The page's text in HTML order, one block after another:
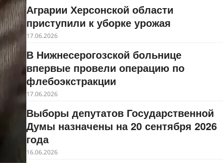
Аграрии Херсонской области
приступили к уборке урожая
17.06.2026
В Нижнесерогозской больнице
впервые провели операцию по
флебоэкстракции
17.06.2026
Выборы депутатов Государственной
Думы назначены на 20 сентября 2026
года
16.06.2026